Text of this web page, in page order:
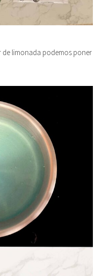
de limonada podemos poner